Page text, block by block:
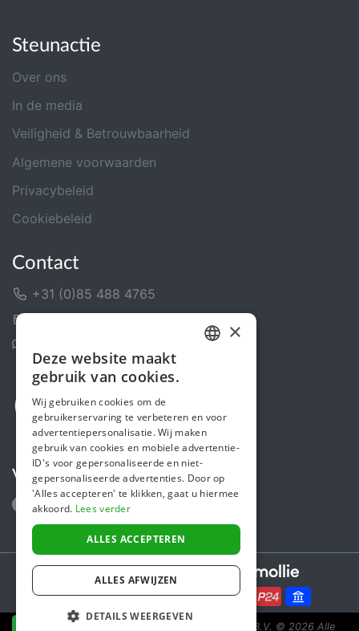
Steunactie
Over ons
In de media
Veiligheid & Betrouwbaarheid
Algemene voorwaarden
Privacybeleid
Cookiebeleid
Contact
+31 (0)85 488 4765
Volg ons
Secure payments powered by
Steunactie is een initiatief van Sponsor Europe B.V. © 2026 Alle
ENGLISH
×
Deze website maakt
gebruik van cookies.
Wij gebruiken cookies om de
gebruikerservaring te verbeteren en voor
advertentiepersonalisatie. Wij maken
gebruik van cookies en mobiele advertentie-
ID's voor gepersonaliseerde en niet-
gepersonaliseerde advertenties. Door op
'Alles accepteren' te klikken, gaat u hiermee
akkoord. Lees verder
ALLES ACCEPTEREN
ALLES AFWIJZEN
DETAILS WEERGEVEN